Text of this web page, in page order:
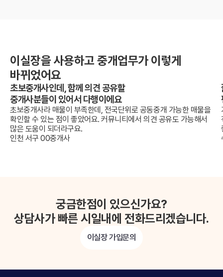
이실장을 사용하고 중개업무가 이렇게
바뀌었어요
초보중개사인데, 함께 의견 공유할
중개사분들이 있어서 다행이에요
초보중개사라 매물이 부족한데, 전국단위로 공동중개 가능한 매물을
확인할 수 있는 점이 좋았어요. 커뮤니티에서 의견 공유도 가능해서
많은 도움이 되더라구요.
인천 서구 00중개사
궁금한점이 있으신가요?
상담사가 빠른 시일내에 전화드리겠습니다.
이실장 가입문의